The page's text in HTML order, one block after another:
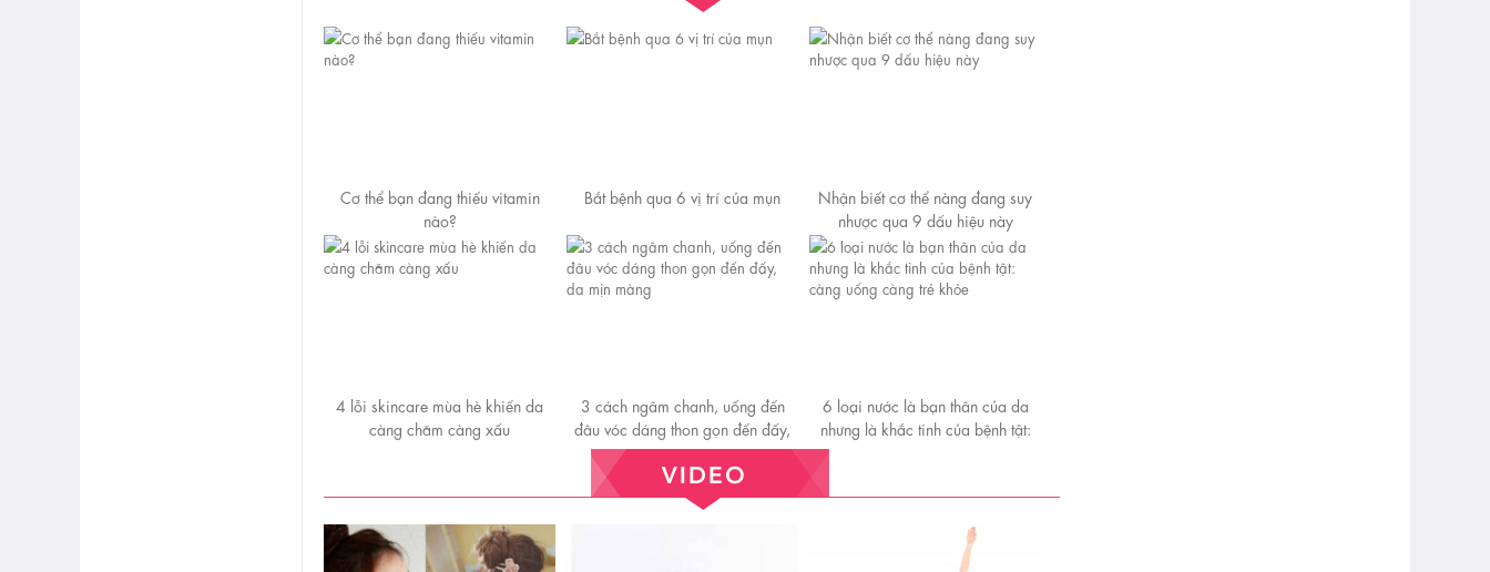
Cơ thể bạn đang thiếu vitamin
nào?
Bắt bệnh qua 6 vị trí của mụn
Nhận biết cơ thể nàng đang suy
nhược qua 9 dấu hiệu này
4 lỗi skincare mùa hè khiến da
càng chăm càng xấu
3 cách ngâm chanh, uống đến
đâu vóc dáng thon gọn đến đấy,
da mịn màng
6 loại nước là bạn thân của da
nhưng là khắc tinh của bệnh tật: